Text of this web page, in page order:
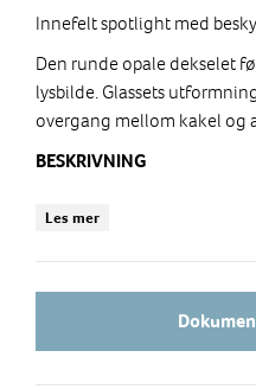
Innefelt spotlight med
Den runde opale dekselet
lysbilde. Glassets
overgang mellom kakel og
BESKRIVNING
Beskyttelsesklasse
Rundt opalt plastikk
Multichip LED 350mA,
Diffust homogent lys
Les mer